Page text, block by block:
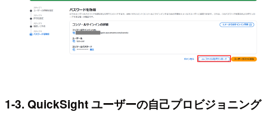
1-3. QuickSight ユーザーの自己プロビジョニング